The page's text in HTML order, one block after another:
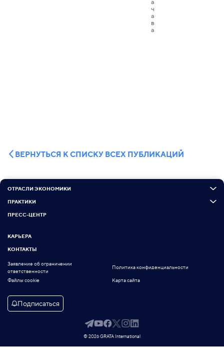
ВЕРНУТЬСЯ К СПИСКУ ВСЕХ ПУБЛИКАЦИЙ
ОТРАСЛИ ЭКОНОМИКИ
ПРАКТИКИ
ПРЕСС-ЦЕНТР
КАРЬЕРА
КОНТАКТЫ
Заявление об ограничении
ответственности
Политика конфиденциальности
Файлы cookie Карта сайта
Подписаться
© 2026 GRATA International